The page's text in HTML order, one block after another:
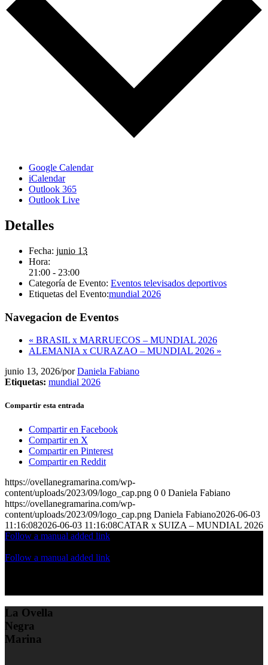
Google Calendar
iCalendar
Outlook 365
Outlook Live
Detalles
Fecha: junio 13
Hora:
21:00 - 23:00
Categoría de Evento: Eventos televisados deportivos
Etiquetas del Evento:mundial 2026
Navegacion de Eventos
« BRASIL x MARRUECOS – MUNDIAL 2026
ALEMANIA x CURAZAO – MUNDIAL 2026 »
junio 13, 2026/porDaniela Fabiano
Etiquetas: mundial 2026
Compartir esta entrada
Compartir en Facebook
Compartir en X
Compartir en Pinterest
Compartir en Reddit
https://ovellanegramarina.com/wp-
content/uploads/2023/09/logo_cap.png 0 0 Daniela Fabiano
https://ovellanegramarina.com/wp-
content/uploads/2023/09/logo_cap.png Daniela Fabiano2026-06-03
11:16:082026-06-03 11:16:08CATAR x SUIZA – MUNDIAL 2026
Follow a manual added link
Follow a manual added link
La Ovella
Negra
Marina